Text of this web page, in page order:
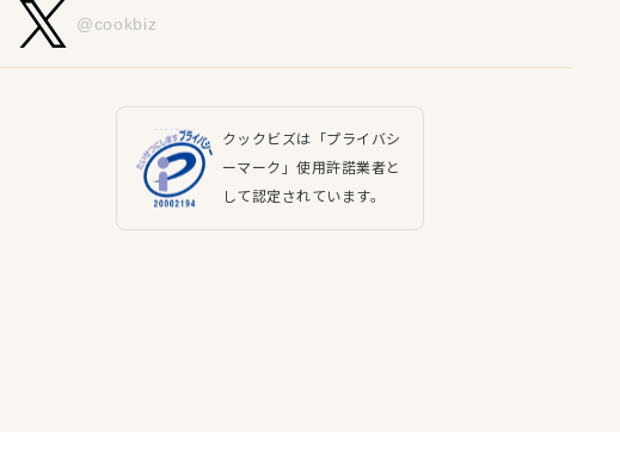
@cookbiz
クックビズは「プライバシ
ーマーク」使用許諾業者と
して認定されています。